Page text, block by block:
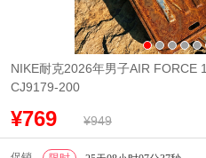
NIKE耐克2026年男子AIR FORCE 1 07 WB运动休闲鞋
CJ9179-200
¥769 ¥949